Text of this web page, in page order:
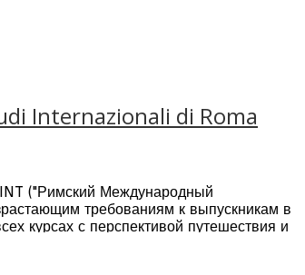
Длительные отношения с
Internazionali di Roma
("Римский Международный
требованиям к выпускникам в
курсах с перспективой путешествия и